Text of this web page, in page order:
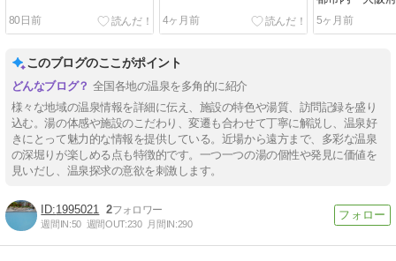
80日前 4ヶ月前
5ヶ月前
このブログのここがポイント
全国各地の温泉を多角的に紹介
様々な地域の温泉情報を詳細に伝え、施設の特色や湯質、訪問記録を盛り
込む。湯の体感や施設のこだわり、変遷も合わせて丁寧に解説し、温泉好
きにとって魅力的な情報を提供している。近場から遠方まで、多彩な温泉
の深堀りが楽しめる点も特徴的です。一つ一つの湯の個性や発見に価値を
見いだし、温泉探求の意欲を刺激します。
1995021 2
週間IN:50 週間OUT:230 月間IN:290